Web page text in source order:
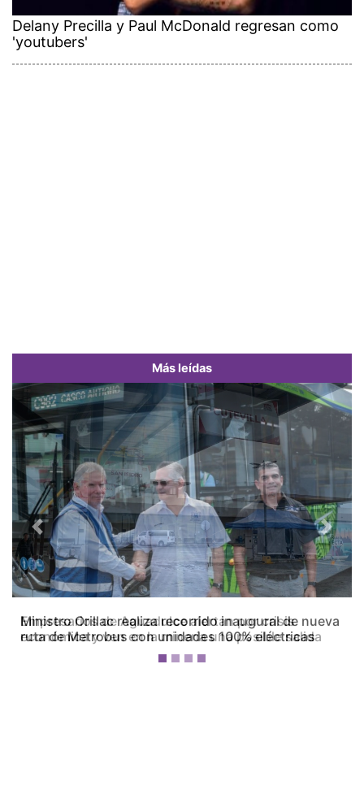
Delany Precilla y Paul McDonald regresan como
'youtubers'
Más leídas
Empresarios de Aguadulce alertan por crisis
económica y ven en la minería una posible salida
Previous Next